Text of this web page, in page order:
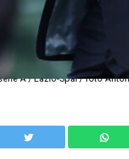
A / Lazio-Spal / foto